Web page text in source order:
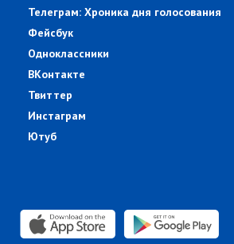
Телеграм: Хроника дня голосования
Фейсбук
Одноклассники
ВКонтакте
Твиттер
Инстаграм
Ютуб